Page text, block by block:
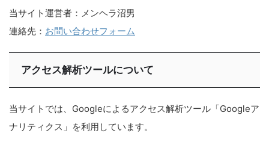
当サイト運営者：メンヘラ沼男
連絡先： お問い合わせフォーム
アクセス解析ツールについて
当サイトでは、Googleによるアクセス解析ツール「Googleア
ナリティクス」を利用しています。